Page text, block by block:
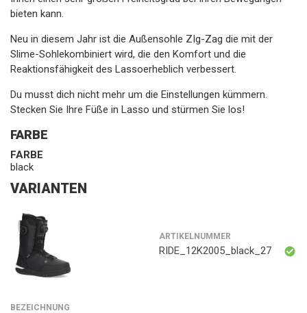
bieten kann.
Neu in diesem Jahr ist die Außensohle ZIg-Zag die mit der
Slime-Sohlekombiniert wird, die den Komfort und die
Reaktionsfähigkeit des Lassoerheblich verbessert.
Du musst dich nicht mehr um die Einstellungen kümmern.
Stecken Sie Ihre Füße in Lasso und stürmen Sie los!
FARBE
FARBE
black
VARIANTEN
ARTIKELNUMMER
RIDE_12K2005_black_27
BEZEICHNUNG